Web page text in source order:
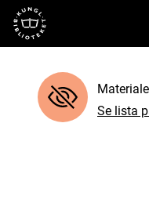
Till startsidan
Se lista